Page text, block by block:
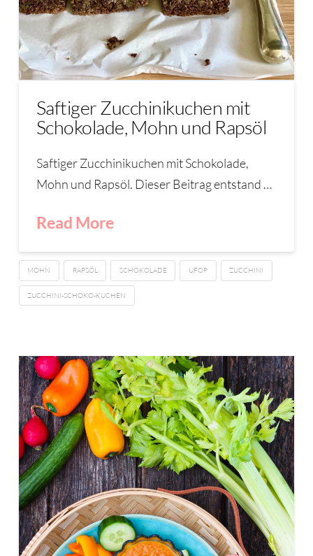
Saftiger Zucchinikuchen mit
Schokolade, Mohn und Rapsöl
Saftiger Zucchinikuchen mit Schokolade,
Mohn und Rapsöl. Dieser Beitrag entstand …
Read More
MOHN RAPSÖL SCHOKOLADE UFOP ZUCCHINI
ZUCCHINI-SCHOKO-KUCHEN